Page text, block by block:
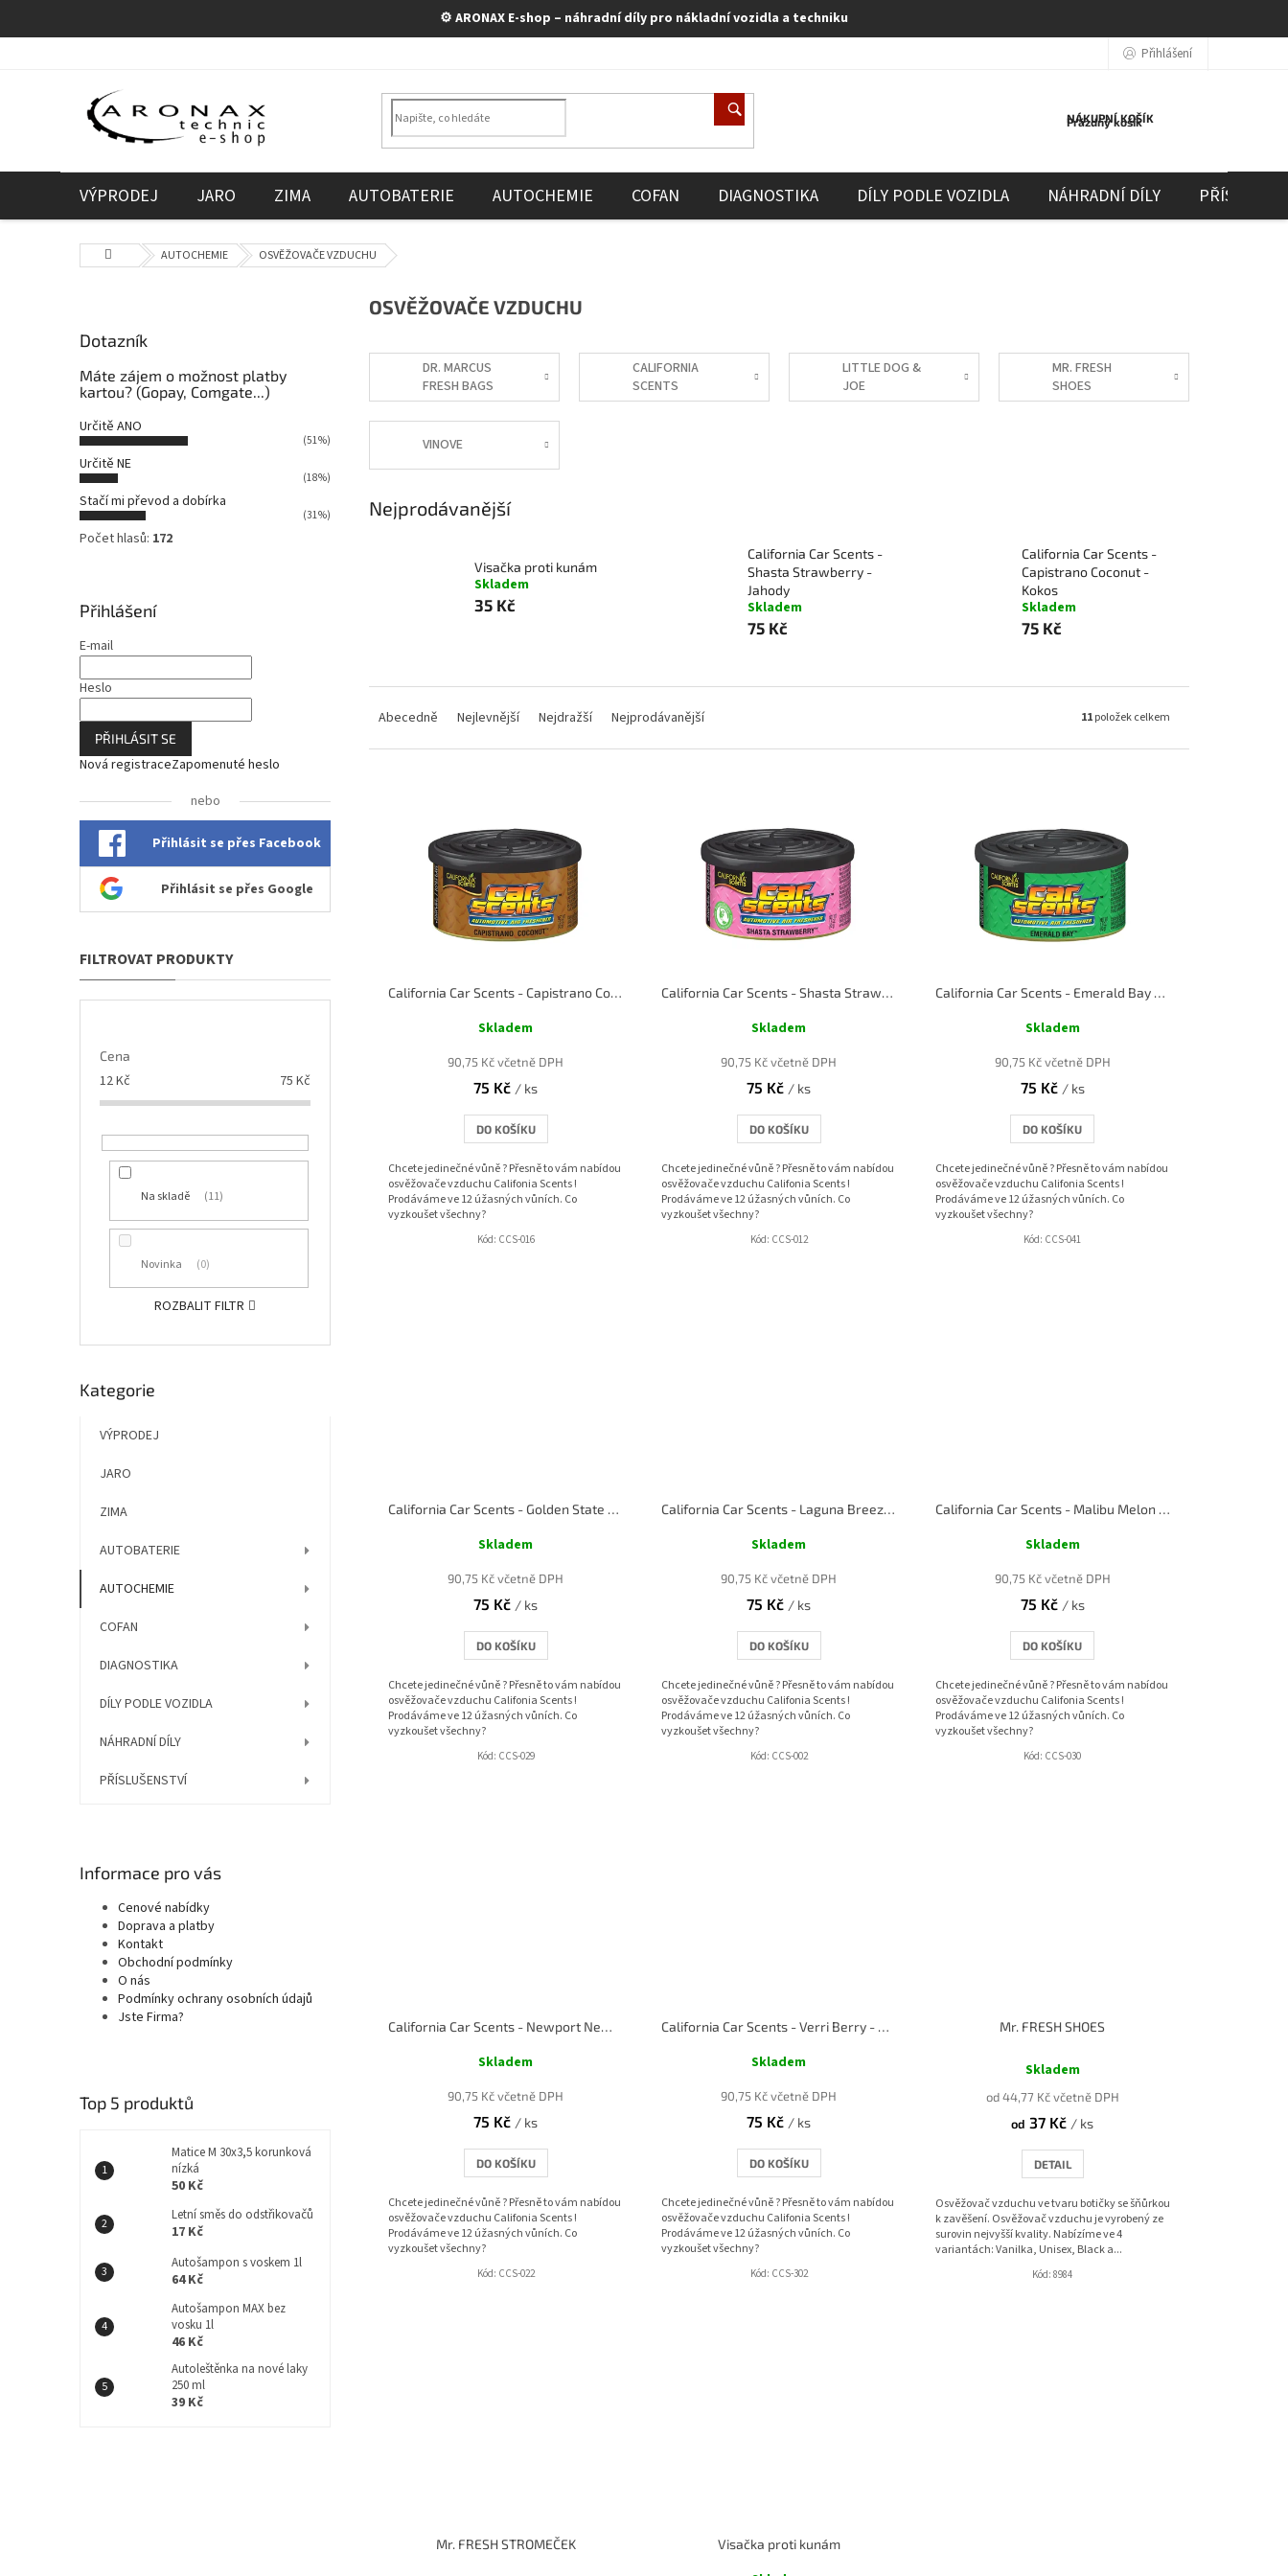
⚙️ ARONAX E-shop – náhradní díly pro nákladní vozidla a techniku
Přihlášení
NÁKUPNÍ KOŠÍK
Prázdný košík
VÝPRODEJ JARO ZIMA AUTOBATERIE AUTOCHEMIE COFAN DIAGNOSTIKA DÍLY PODLE VOZIDLA NÁHRADNÍ DÍLY
Domů AUTOCHEMIE OSVĚŽOVAČE VZDUCHU
s
t
r
n
n
í
p
a
n
Dotazník
Máte zájem o možnost platby
kartou? (Gopay, Comgate...)
Určitě ANO
(51%)
Určitě NE
(18%)
Stačí mi převod a dobírka
(31%)
Počet hlasů: 172
Přihlášení
E-mail
Heslo
PŘIHLÁSIT SE
Nová registraceZapomenuté heslo
nebo
Přihlásit se přes Facebook
Přihlásit se přes Google
Cena
12Kč 75 Kč
Na skladě 11
Novinka 0
ROZBALIT FILTR
Přeskočit
Kategorie
VÝPRODEJ
JARO
ZIMA
AUTOBATERIE
AUTOCHEMIE
COFAN
DIAGNOSTIKA
DÍLY PODLE VOZIDLA
NÁHRADNÍ DÍLY
PŘÍSLUŠENSTVÍ
Informace pro vás
Cenové nabídky
Doprava a platby
Kontakt
Obchodní podmínky
O nás
Podmínky ochrany osobních údajů
Jste Firma?
Top 5 produktů
Matice M 30x3,5 korunková
nízká
50 Kč
Letní směs do odstřikovačů
17 Kč
Autošampon s voskem 1l
64 Kč
Autošampon MAX bez
vosku 1l
46 Kč
Autoleštěnka na nové laky
250 ml
39 Kč
OSVĚŽOVAČE VZDUCHU
DR. MARCUS
FRESH BAGS
CALIFORNIA
SCENTS
LITTLE DOG &
JOE
MR. FRESH
SHOES
VINOVE
Nejprodávanější
Visačka proti kunám
Skladem
35 Kč
California Car Scents -
Shasta Strawberry -
Jahody
Skladem
75 Kč
California Car Scents -
Capistrano Coconut -
Kokos
Skladem
75 Kč
Abecedně Nejlevnější Nejdražší Nejprodávanější 11položek celkem
California Car Scents - Capistrano Coconut - Kokos
Skladem
90,75 Kč včetně DPH
75 Kč / ks
DO KOŠÍKU
Chcete jedinečné vůně ? Přesně to vám nabídou
osvěžovače vzduchu Califonia Scents !
Prodáváme ve 12 úžasných vůních. Co
vyzkoušet všechny?
Kód: CCS-016
California Car Scents - Shasta Strawberry - Jahody
Skladem
90,75 Kč včetně DPH
75 Kč / ks
DO KOŠÍKU
Chcete jedinečné vůně ? Přesně to vám nabídou
osvěžovače vzduchu Califonia Scents !
Prodáváme ve 12 úžasných vůních. Co
vyzkoušet všechny?
Kód: CCS-012
California Car Scents - Emerald Bay - Smaragdová zátoka
Skladem
90,75 Kč včetně DPH
75 Kč / ks
DO KOŠÍKU
Chcete jedinečné vůně ? Přesně to vám nabídou
osvěžovače vzduchu Califonia Scents !
Prodáváme ve 12 úžasných vůních. Co
vyzkoušet všechny?
Kód: CCS-041
California Car Scents - Golden State Delight - Gumoví medvídci
Skladem
90,75 Kč včetně DPH
75 Kč / ks
DO KOŠÍKU
Chcete jedinečné vůně ? Přesně to vám nabídou
osvěžovače vzduchu Califonia Scents !
Prodáváme ve 12 úžasných vůních. Co
vyzkoušet všechny?
Kód: CCS-029
California Car Scents - Laguna Breeze - Vůně moře
Skladem
90,75 Kč včetně DPH
75 Kč / ks
DO KOŠÍKU
Chcete jedinečné vůně ? Přesně to vám nabídou
osvěžovače vzduchu Califonia Scents !
Prodáváme ve 12 úžasných vůních. Co
vyzkoušet všechny?
Kód: CCS-002
California Car Scents - Malibu Melon - Meloun
Skladem
90,75 Kč včetně DPH
75 Kč / ks
DO KOŠÍKU
Chcete jedinečné vůně ? Přesně to vám nabídou
osvěžovače vzduchu Califonia Scents !
Prodáváme ve 12 úžasných vůních. Co
vyzkoušet všechny?
Kód: CCS-030
California Car Scents - Newport New Car - Nové auto
Skladem
90,75 Kč včetně DPH
75 Kč / ks
DO KOŠÍKU
Chcete jedinečné vůně ? Přesně to vám nabídou
osvěžovače vzduchu Califonia Scents !
Prodáváme ve 12 úžasných vůních. Co
vyzkoušet všechny?
Kód: CCS-022
California Car Scents - Verri Berry - Borůvka
Skladem
90,75 Kč včetně DPH
75 Kč / ks
DO KOŠÍKU
Chcete jedinečné vůně ? Přesně to vám nabídou
osvěžovače vzduchu Califonia Scents !
Prodáváme ve 12 úžasných vůních. Co
vyzkoušet všechny?
Kód: CCS-302
Mr. FRESH SHOES
hodnocení
je
4,0
5
hvězdiček.
Skladem
od 44,77 Kč včetně DPH
od 37 Kč / ks
DETAIL
Osvěžovač vzduchu ve tvaru botičky se šňůrkou
k zavěšení. Osvěžovač vzduchu je vyrobený ze
surovin nejvyšší kvality. Nabízíme ve 4
variantách: Vanilka, Unisex, Black a...
Kód:8984
Mr. FRESH STROMEČEK Visačka proti kunám